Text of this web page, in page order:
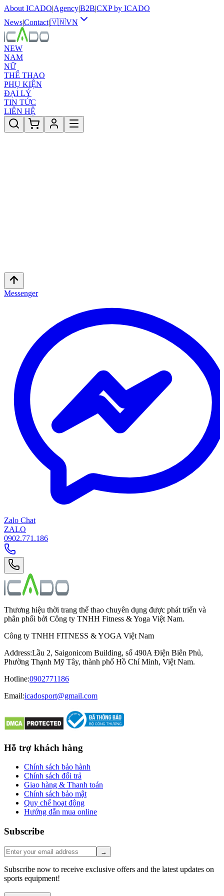
About ICADO|Agency|B2B|CXP by ICADO
News|Contact|🇻🇳VN
NEW
NAM
NỮ
THỂ THAO
PHỤ KIỆN
ĐẠI LÝ
TIN TỨC
LIÊN HỆ
Messenger
Zalo Chat
ZALO
0902.771.186
Thương hiệu thời trang thể thao chuyên dụng được phát triển và
phân phối bởi Công ty TNHH Fitness & Yoga Việt Nam.
Công ty TNHH FITNESS & YOGA Việt Nam
Address:Lầu 2, Saigonicom Building, số 490A Điện Biên Phủ,
Phường Thạnh Mỹ Tây, thành phố Hồ Chí Minh, Việt Nam.
Hotline:0902771186
Email:icadosport@gmail.com
Hỗ trợ khách hàng
Chính sách bảo hành
Chính sách đổi trả
Giao hàng & Thanh toán
Chính sách bảo mật
Quy chế hoạt động
Hướng dẫn mua online
Subscribe
→
Subscribe now to receive exclusive offers and the latest updates on
sports equipment!